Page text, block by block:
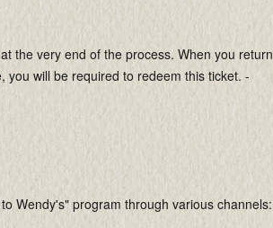
the very end of the process. When you return
will be required to redeem this ticket. -
Wendy's" program through various channels: